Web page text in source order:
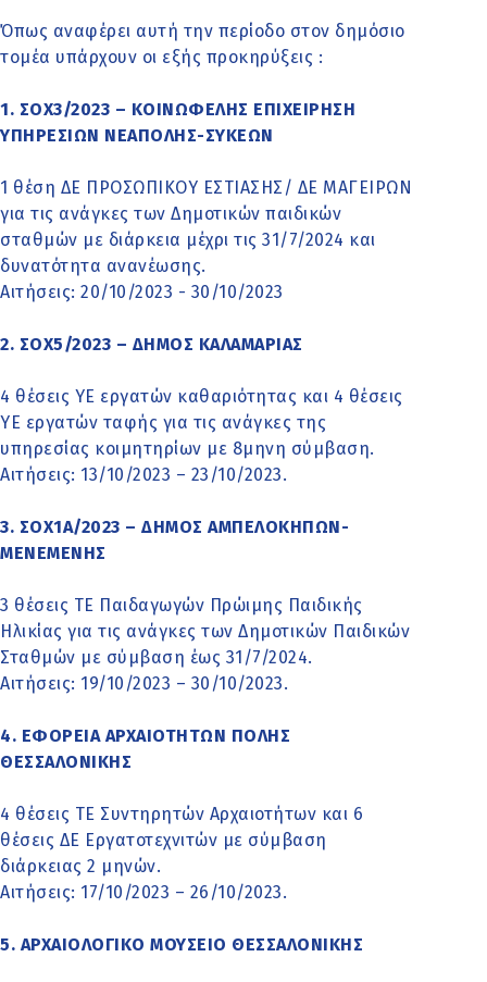
Όπως αναφέρει αυτή την περίοδο στον δημόσιο
τομέα υπάρχουν οι εξής προκηρύξεις :
1. ΣΟΧ3/2023 – ΚΟΙΝΩΦΕΛΗΣ ΕΠΙΧΕΙΡΗΣΗ
ΥΠΗΡΕΣΙΩΝ ΝΕΑΠΟΛΗΣ-ΣΥΚΕΩΝ
1 θέση ΔΕ ΠΡΟΣΩΠΙΚΟΥ ΕΣΤΙΑΣΗΣ/ ΔΕ ΜΑΓΕΙΡΩΝ
για τις ανάγκες των Δημοτικών παιδικών
σταθμών με διάρκεια μέχρι τις 31/7/2024 και
δυνατότητα ανανέωσης.
Αιτήσεις: 20/10/2023 - 30/10/2023
2. ΣΟΧ5/2023 – ΔΗΜΟΣ ΚΑΛΑΜΑΡΙΑΣ
4 θέσεις ΥΕ εργατών καθαριότητας και 4 θέσεις
ΥΕ εργατών ταφής για τις ανάγκες της
υπηρεσίας κοιμητηρίων με 8μηνη σύμβαση.
Αιτήσεις: 13/10/2023 – 23/10/2023.
3. ΣΟΧ1Α/2023 – ΔΗΜΟΣ ΑΜΠΕΛΟΚΗΠΩΝ-
ΜΕΝΕΜΕΝΗΣ
3 θέσεις ΤΕ Παιδαγωγών Πρώιμης Παιδικής
Ηλικίας για τις ανάγκες των Δημοτικών Παιδικών
Σταθμών με σύμβαση έως 31/7/2024.
Αιτήσεις: 19/10/2023 – 30/10/2023.
4. ΕΦΟΡΕΙΑ ΑΡΧΑΙΟΤΗΤΩΝ ΠΟΛΗΣ
ΘΕΣΣΑΛΟΝΙΚΗΣ
4 θέσεις ΤΕ Συντηρητών Αρχαιοτήτων και 6
θέσεις ΔΕ Εργατοτεχνιτών με σύμβαση
διάρκειας 2 μηνών.
Αιτήσεις: 17/10/2023 – 26/10/2023.
5. ΑΡΧΑΙΟΛΟΓΙΚΟ ΜΟΥΣΕΙΟ ΘΕΣΣΑΛΟΝΙΚΗΣ